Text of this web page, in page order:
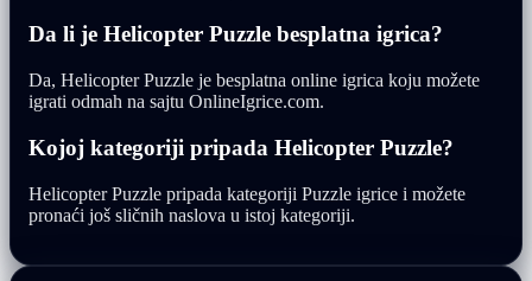
Da li je Helicopter Puzzle besplatna igrica?
Da, Helicopter Puzzle je besplatna online igrica koju možete
igrati odmah na sajtu OnlineIgrice.com.
Kojoj kategoriji pripada Helicopter Puzzle?
Helicopter Puzzle pripada kategoriji Puzzle igrice i možete
pronaći još sličnih naslova u istoj kategoriji.